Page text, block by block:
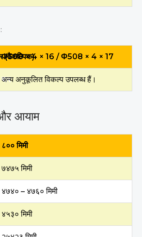
(वैकल्पिक)
Φ508 × 4 × 16 / Φ508 × 4 × 17
अन्य अनुकूलित विकल्प उपलब्ध हैं।
आयाम
८०० मिमी
७४७५ मिमी
४७४० – ४७६० मिमी
४५३० मिमी